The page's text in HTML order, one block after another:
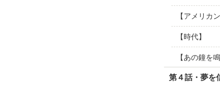
【アメリカ
【時代】
【あの鐘を
第４話・夢を